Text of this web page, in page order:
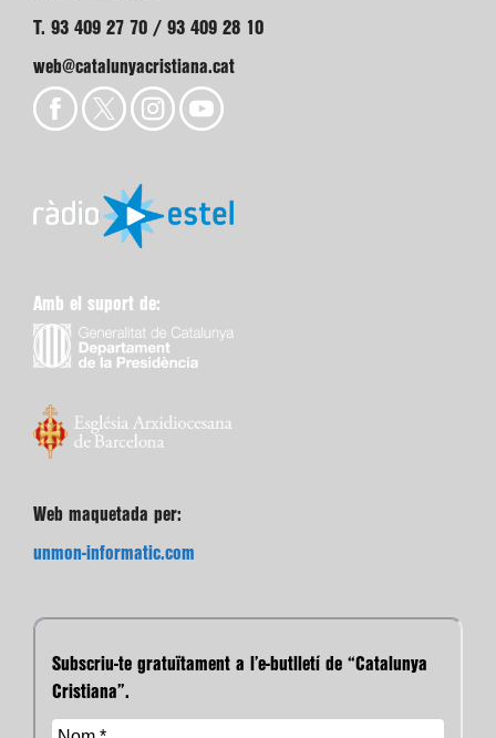
T. 93 409 27 70 / 93 409 28 10
web@catalunyacristiana.cat
Amb el suport de:
Web maquetada per:
unmon-informatic.com
Subscriu-te gratuïtament a l’e-butlletí de “Catalunya
Cristiana”.